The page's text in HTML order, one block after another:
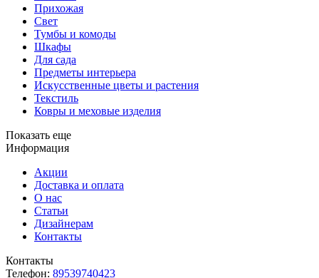
Прихожая
Свет
Тумбы и комоды
Шкафы
Для сада
Предметы интерьера
Искусственные цветы и растения
Текстиль
Ковры и меховые изделия
Показать еще
Информация
Акции
Доставка и оплата
О нас
Статьи
Дизайнерам
Контакты
Контакты
Телефон: 89539740423